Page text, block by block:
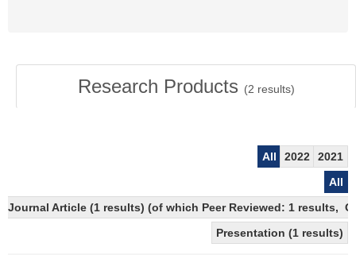
Research Products (2 results)
All 2022
2021
All
Journal Article (1 results) (of which Peer Reviewed: 1 results,
Presentation (1 results)